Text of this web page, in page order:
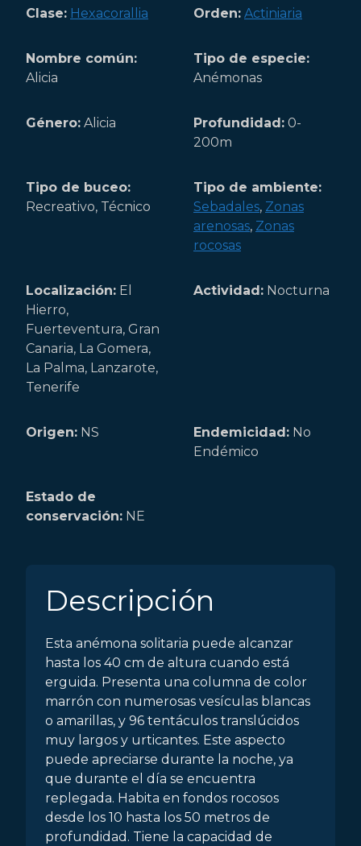
Clase: Hexacorallia Orden: Actiniaria
Nombre común:
Alicia
Tipo de especie:
Anémonas
Género: Alicia Profundidad: 0-
200m
Tipo de buceo:
Recreativo, Técnico
Tipo de ambiente:
Sebadales, Zonas
arenosas, Zonas
rocosas
Localización: El
Hierro,
Fuerteventura, Gran
Canaria, La Gomera,
La Palma, Lanzarote,
Tenerife
Actividad: Nocturna
Origen: NS Endemicidad: No
Endémico
Estado de
conservación: NE
Descripción
Esta anémona solitaria puede alcanzar
hasta los 40 cm de altura cuando está
erguida. Presenta una columna de color
marrón con numerosas vesículas blancas
o amarillas, y 96 tentáculos translúcidos
muy largos y urticantes. Este aspecto
puede apreciarse durante la noche, ya
que durante el día se encuentra
replegada. Habita en fondos rocosos
desde los 10 hasta los 50 metros de
profundidad. Tiene la capacidad de